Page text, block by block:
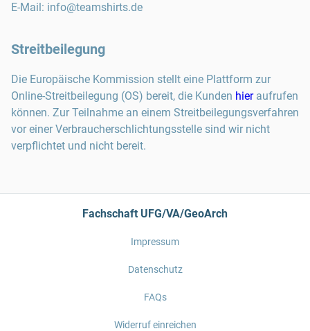
E-Mail: info@teamshirts.de
Streitbeilegung
Die Europäische Kommission stellt eine Plattform zur
Online-Streitbeilegung (OS) bereit, die Kunden hieraufrufen
können. Zur Teilnahme an einem Streitbeilegungsverfahren
vor einer Verbraucherschlichtungsstelle sind wir nicht
verpflichtet und nicht bereit.
Fachschaft UFG/VA/GeoArch
Impressum
Datenschutz
FAQs
Widerruf einreichen